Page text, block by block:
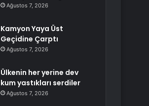
Ağustos 7, 2026
Kamyon Yaya Üst
Geçidine Çarptı
Ağustos 7, 2026
Ülkenin her yerine dev
kum yastıkları serdiler
Ağustos 7, 2026